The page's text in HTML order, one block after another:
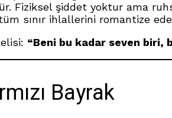
Fiziksel şiddet yoktur ama
sınır ihlallerini romantize
“Beni bu kadar seven biri,
Bayrak